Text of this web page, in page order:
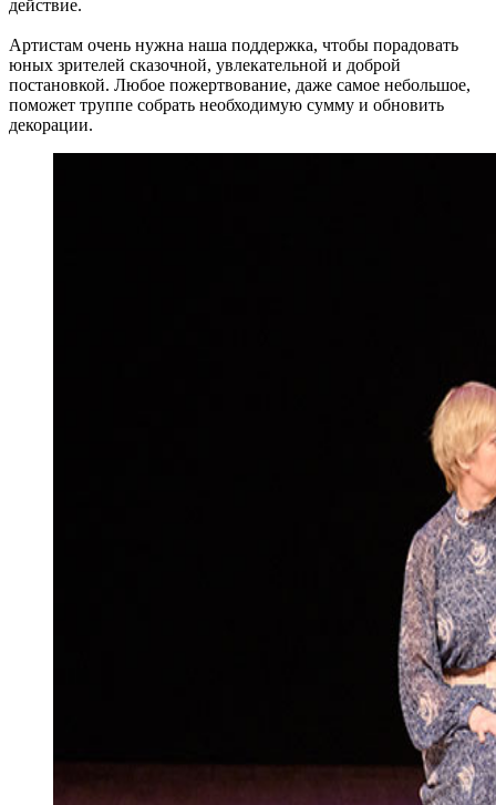
действие.
Артистам очень нужна наша поддержка, чтобы порадовать
юных зрителей сказочной, увлекательной и доброй
постановкой. Любое пожертвование, даже самое небольшое,
поможет труппе собрать необходимую сумму и обновить
декорации.